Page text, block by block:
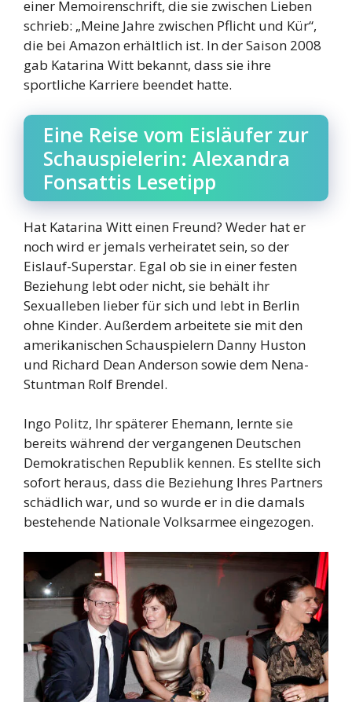
einer Memoirenschrift, die sie zwischen Lieben
schrieb: „Meine Jahre zwischen Pflicht und Kür“,
die bei Amazon erhältlich ist. In der Saison 2008
gab Katarina Witt bekannt, dass sie ihre
sportliche Karriere beendet hatte.
Eine Reise vom Eisläufer zur
Schauspielerin: Alexandra
Fonsattis Lesetipp
Hat Katarina Witt einen Freund? Weder hat er
noch wird er jemals verheiratet sein, so der
Eislauf-Superstar. Egal ob sie in einer festen
Beziehung lebt oder nicht, sie behält ihr
Sexualleben lieber für sich und lebt in Berlin
ohne Kinder. Außerdem arbeitete sie mit den
amerikanischen Schauspielern Danny Huston
und Richard Dean Anderson sowie dem Nena-
Stuntman Rolf Brendel.
Ingo Politz, Ihr späterer Ehemann, lernte sie
bereits während der vergangenen Deutschen
Demokratischen Republik kennen. Es stellte sich
sofort heraus, dass die Beziehung Ihres Partners
schädlich war, und so wurde er in die damals
bestehende Nationale Volksarmee eingezogen.